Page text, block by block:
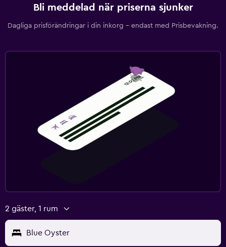
Bli meddelad när priserna sjunker
Dagliga prisförändringar i din inkorg – endast med Prisbevakning.
2 gäster, 1 rum
Blue Oyster